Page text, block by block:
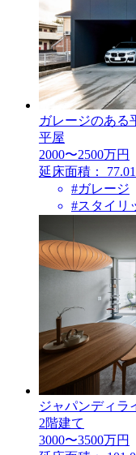
ガレージのある
平屋
2000〜2500万円
延床面積：
#ガレージ
#スタイリ
ジャパンディラ
2階建て
3000〜3500万円